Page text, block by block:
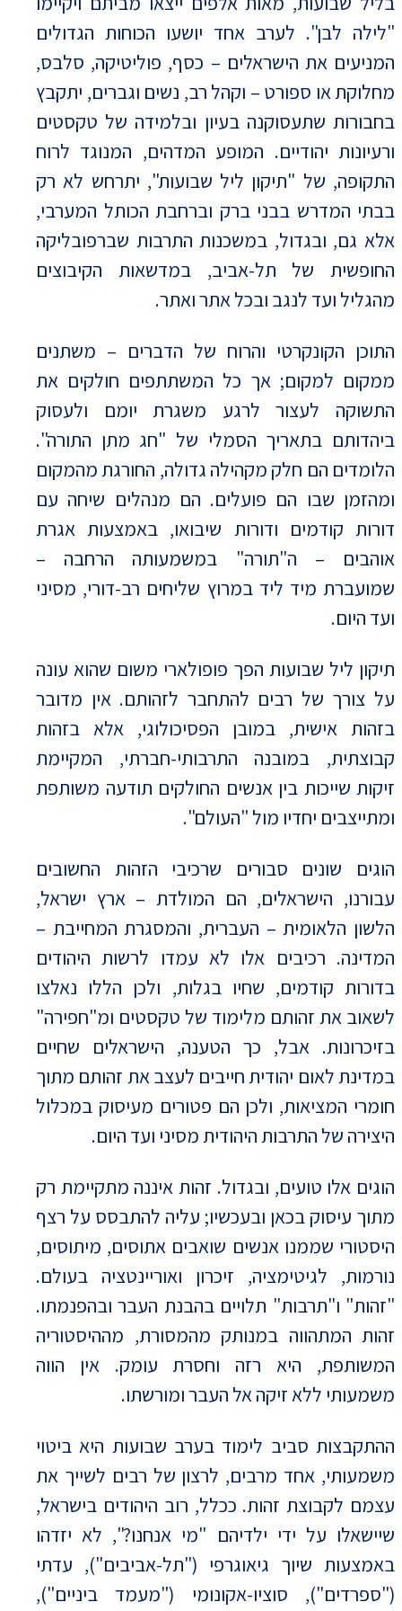
"לילה לבן". לערב אחד יושעו הכוחות הגדולים
המניעים את הישראלים – כסף, פוליטיקה, סלבס,
מחלוקת או ספורט – וקהל רב, נשים וגברים, יתקבץ
בחבורות שתעסוקנה בעיון ובלמידה של טקסטים
ורעיונות יהודיים. המופע המדהים, המנוגד לרוח
התקופה, של "תיקון ליל שבועות", יתרחש לא רק
בבתי המדרש בבני ברק וברחבת הכותל המערבי,
אלא גם, ובגדול, במשכנות התרבות שברפובליקה
החופשית של תל-אביב, במדשאות הקיבוצים
מהגליל ועד לנגב ובכל אתר ואתר.
התוכן הקונקרטי והרוח של הדברים – משתנים
ממקום למקום; אך כל המשתתפים חולקים את
התשוקה לעצור לרגע משגרת יומם ולעסוק
ביהדותם בתאריך הסמלי של "חג מתן התורה".
הלומדים הם חלק מקהילה גדולה, החורגת מהמקום
ומהזמן שבו הם פועלים. הם מנהלים שיחה עם
דורות קודמים ודורות שיבואו, באמצעות אגרת
אוהבים – ה"תורה" במשמעותה הרחבה –
שמועברת מיד ליד במרוץ שליחים רב-דורי, מסיני
ועד היום.
תיקון ליל שבועות הפך פופולארי משום שהוא עונה
על צורך של רבים להתחבר לזהותם. אין מדובר
בזהות אישית, במובן הפסיכולוגי, אלא בזהות
קבוצתית, במובנה התרבותי-חברתי, המקיימת
זיקות שייכות בין אנשים החולקים תודעה משותפת
ומתייצבים יחדיו מול "העולם".
הוגים שונים סבורים שרכיבי הזהות החשובים
עבורנו, הישראלים, הם המולדת – ארץ ישראל,
הלשון הלאומית – העברית, והמסגרת המחייבת –
המדינה. רכיבים אלו לא עמדו לרשות היהודים
בדורות קודמים, שחיו בגלות, ולכן הללו נאלצו
לשאוב את זהותם מלימוד של טקסטים ומ"חפירה"
בזיכרונות. אבל, כך הטענה, הישראלים שחיים
במדינת לאום יהודית חייבים לעצב את זהותם מתוך
חומרי המציאות, ולכן הם פטורים מעיסוק במכלול
היצירה של התרבות היהודית מסיני ועד היום.
הוגים אלו טועים, ובגדול. זהות איננה מתקיימת רק
מתוך עיסוק בכאן ובעכשיו; עליה להתבסס על רצף
היסטורי שממנו אנשים שואבים אתוסים, מיתוסים,
נורמות, לגיטימציה, זיכרון ואוריינטציה בעולם.
"זהות" ו"תרבות" תלויים בהבנת העבר ובהפנמתו.
זהות המתהווה במנותק מהמסורת, מההיסטוריה
המשותפת, היא רזה וחסרת עומק. אין הווה
משמעותי ללא זיקה אל העבר ומורשתו.
ההתקבצות סביב לימוד בערב שבועות היא ביטוי
משמעותי, אחד מרבים, לרצון של רבים לשייך את
עצמם לקבוצת זהות. ככלל, רוב היהודים בישראל,
שיישאלו על ידי ילדיהם "מי אנחנו?", לא יזדהו
באמצעות שיוך גיאוגרפי ("תל-אביבים"), עדתי
("ספרדים"), סוציו-אקונומי ("מעמד ביניים"),